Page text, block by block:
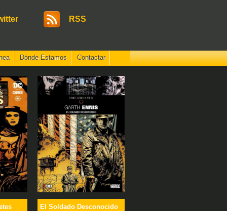
RSS
Dónde Estamos Contactar
El Soldado Desconocido